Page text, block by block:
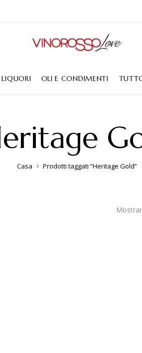
LIQUORI OLI E CONDIMENTI
Casa Prodotti taggati “Heritage Gold”